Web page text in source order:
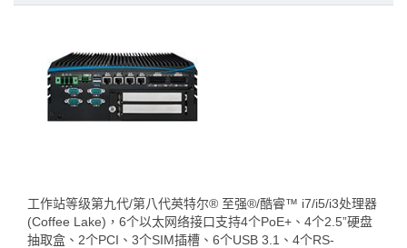
工作站等级第九代/第八代英特尔® 至强®/酷睿™ i7/i5/i3处理器
(Coffee Lake)，6个以太网络接口支持4个PoE+、4个2.5”硬盘
抽取盒、2个PCI、3个SIM插槽、6个USB 3.1、4个RS-